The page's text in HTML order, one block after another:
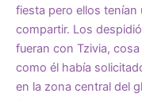
fiesta pero ellos
compartir. Los
fueran con Tzivia,
como él había
en la zona central del